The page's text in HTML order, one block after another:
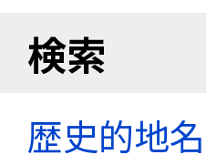
検索
歴史的地